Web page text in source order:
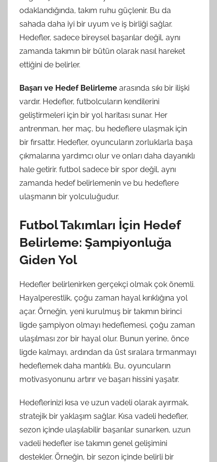
odaklandığında, takım ruhu güçlenir. Bu da
sahada daha iyi bir uyum ve iş birliği sağlar.
Hedefler, sadece bireysel başarılar değil, aynı
zamanda takımın bir bütün olarak nasıl hareket
ettiğini de belirler.
Başarı ve Hedef Belirleme arasında sıkı bir ilişki
vardır. Hedefler, futbolcuların kendilerini
geliştirmeleri için bir yol haritası sunar. Her
antrenman, her maç, bu hedeflere ulaşmak için
bir fırsattır. Hedefler, oyuncuların zorluklarla başa
çıkmalarına yardımcı olur ve onları daha dayanıklı
hale getirir. futbol sadece bir spor değil, aynı
zamanda hedef belirlemenin ve bu hedeflere
ulaşmanın bir yolculuğudur.
Futbol Takımları İçin Hedef
Belirleme: Şampiyonluğa
Giden Yol
Hedefler belirlenirken gerçekçi olmak çok önemli.
Hayalperestlik, çoğu zaman hayal kırıklığına yol
açar. Örneğin, yeni kurulmuş bir takımın birinci
ligde şampiyon olmayı hedeflemesi, çoğu zaman
ulaşılması zor bir hayal olur. Bunun yerine, önce
ligde kalmayı, ardından da üst sıralara tırmanmayı
hedeflemek daha mantıklı. Bu, oyuncuların
motivasyonunu artırır ve başarı hissini yaşatır.
Hedeflerinizi kısa ve uzun vadeli olarak ayırmak,
stratejik bir yaklaşım sağlar. Kısa vadeli hedefler,
sezon içinde ulaşılabilir başarılar sunarken, uzun
vadeli hedefler ise takımın genel gelişimini
destekler. Örneğin, bir sezon içinde belirli bir